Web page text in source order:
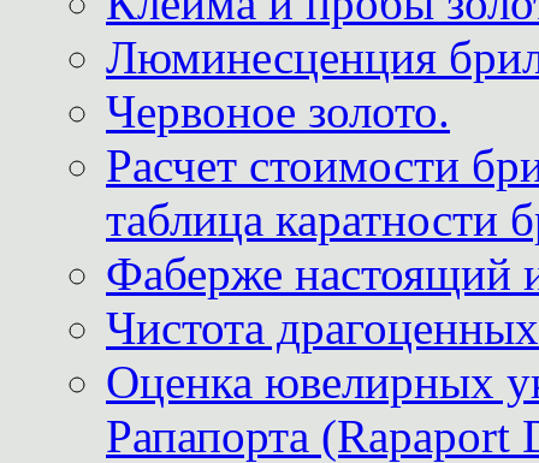
Люминесценция
Червоное золото.
Расчет стоимости
таблица каратности
Фаберже настоящий
Чистота
Оценка ювелирных
Рапапорта (Rapaport